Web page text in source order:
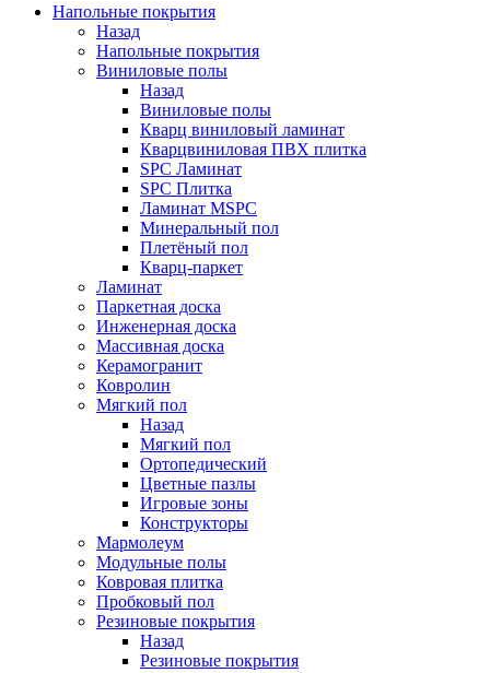
Напольные покрытия
Назад
Напольные покрытия
Виниловые полы
Назад
Виниловые полы
Кварц виниловый ламинат
Кварцвиниловая ПВХ плитка
SPC Ламинат
SPC Плитка
Ламинат MSPC
Минеральный пол
Плетёный пол
Кварц-паркет
Ламинат
Паркетная доска
Инженерная доска
Массивная доска
Керамогранит
Ковролин
Мягкий пол
Назад
Мягкий пол
Ортопедический
Цветные пазлы
Игровые зоны
Конструкторы
Мармолеум
Модульные полы
Ковровая плитка
Пробковый пол
Резиновые покрытия
Назад
Резиновые покрытия